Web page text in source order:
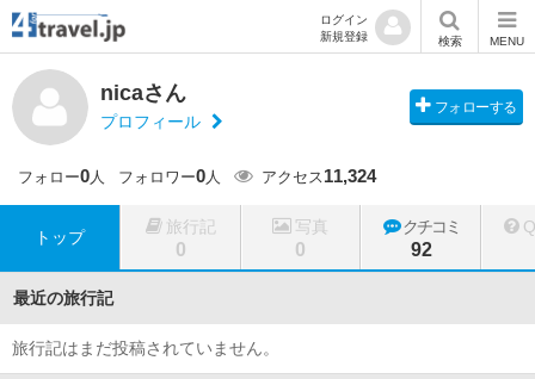
ログイン
新規登録
検索 MENU
nicaさん
プロフィール
フォローする
フォロー0人 フォロワー0人 アクセス11,324
トップ
旅行記
0
写真
0
クチコミ
92
最近の旅行記
旅行記はまだ投稿されていません。